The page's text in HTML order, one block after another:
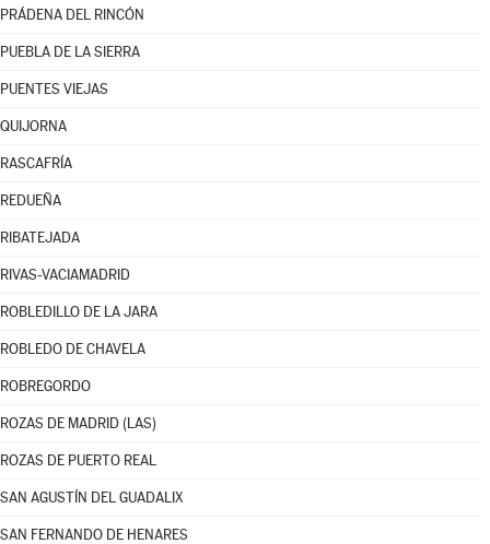
PRÁDENA DEL RINCÓN
PUEBLA DE LA SIERRA
PUENTES VIEJAS
QUIJORNA
RASCAFRÍA
REDUEÑA
RIBATEJADA
RIVAS-VACIAMADRID
ROBLEDILLO DE LA JARA
ROBLEDO DE CHAVELA
ROBREGORDO
ROZAS DE MADRID (LAS)
ROZAS DE PUERTO REAL
SAN AGUSTÍN DEL GUADALIX
SAN FERNANDO DE HENARES